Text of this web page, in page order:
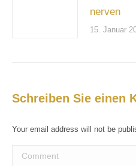
nerven
15. Januar
Schreiben Sie einen
Your email address will not be
Comment